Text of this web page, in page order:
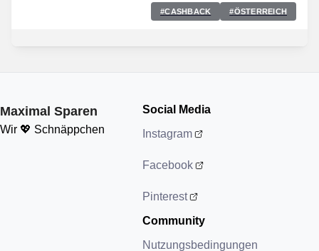
#CASHBACK #ÖSTERREICH
Maximal Sparen
Wir 💖 Schnäppchen
Social Media
Instagram
Facebook
Pinterest
Community
Nutzungsbedingungen